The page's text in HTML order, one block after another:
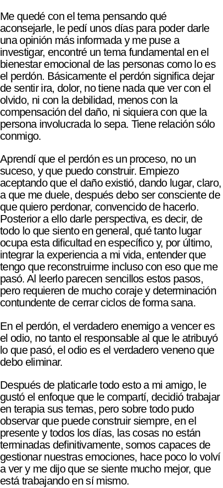
Me quedé con el tema pensando qué
aconsejarle, le pedí unos días para poder darle
una opinión más informada y me puse a
investigar, encontré un tema fundamental en el
bienestar emocional de las personas como lo es
el perdón. Básicamente el perdón significa dejar
de sentir ira, dolor, no tiene nada que ver con el
olvido, ni con la debilidad, menos con la
compensación del daño, ni siquiera con que la
persona involucrada lo sepa. Tiene relación sólo
conmigo.
Aprendí que el perdón es un proceso, no un
suceso, y que puedo construir. Empiezo
aceptando que el daño existió, dando lugar, claro,
a que me duele, después debo ser consciente de
que quiero perdonar, convencido de hacerlo.
Posterior a ello darle perspectiva, es decir, de
todo lo que siento en general, qué tanto lugar
ocupa esta dificultad en específico y, por último,
integrar la experiencia a mi vida, entender que
tengo que reconstruirme incluso con eso que me
pasó. Al leerlo parecen sencillos estos pasos,
pero requieren de mucho coraje y determinación
contundente de cerrar ciclos de forma sana.
En el perdón, el verdadero enemigo a vencer es
el odio, no tanto el responsable al que le atribuyó
lo que pasó, el odio es el verdadero veneno que
debo eliminar.
Después de platicarle todo esto a mi amigo, le
gustó el enfoque que le compartí, decidió trabajar
en terapia sus temas, pero sobre todo pudo
observar que puede construir siempre, en el
presente y todos los días, las cosas no están
terminadas definitivamente, somos capaces de
gestionar nuestras emociones, hace poco lo volví
a ver y me dijo que se siente mucho mejor, que
está trabajando en sí mismo.